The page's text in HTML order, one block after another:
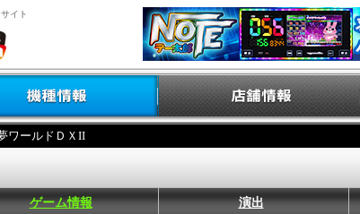
イト
ワールドＤＸII
ゲーム情報 演出